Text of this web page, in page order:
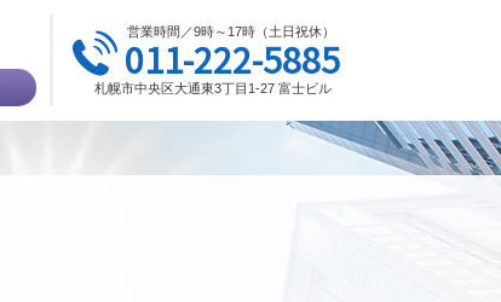
営業時間／9時～17時（土日祝休）
011-222-5885
札幌市中央区大通東3丁目1-27 富士ビル